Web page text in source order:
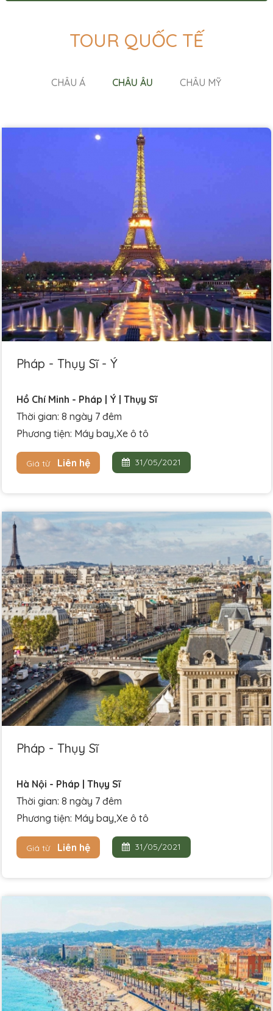
TOUR QUỐC TẾ
CHÂU Á CHÂU ÂU CHÂU MỸ
Pháp - Thụy Sĩ - Ý
Hồ Chí Minh - Pháp | Ý | Thụy Sĩ
Thời gian: 8 ngày 7 đêm
Phương tiện: Máy bay,Xe ô tô
Giá từLiên hệ 31/05/2021
Pháp - Thụy Sĩ
Hà Nội - Pháp | Thụy Sĩ
Thời gian: 8 ngày 7 đêm
Phương tiện: Máy bay,Xe ô tô
Giá từLiên hệ 31/05/2021